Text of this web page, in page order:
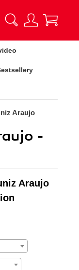
Araujo
-
Araujo